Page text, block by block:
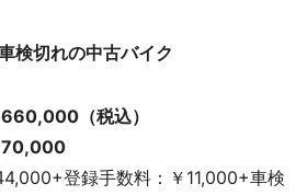
検切れの中古バイク
（税込）
70,000
登録手数料：￥11,000+車検